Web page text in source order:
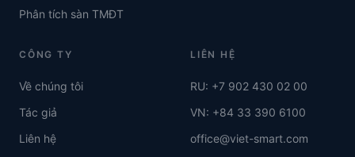
Phân tích sàn TMĐT
CÔNG TY
Về chúng tôi
Tác giả
Liên hệ
LIÊN HỆ
RU: +7 902 430 02 00
VN: +84 33 390 6100
office@viet-smart.com